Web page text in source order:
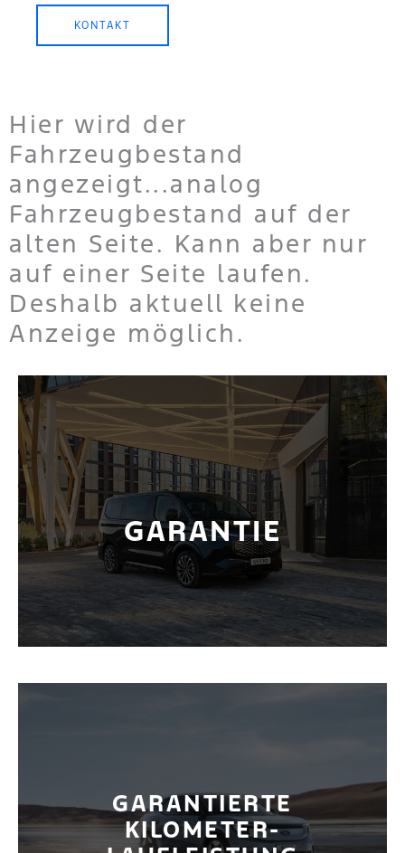
KONTAKT
Hier wird der
Fahrzeugbestand
angezeigt...analog
Fahrzeugbestand auf der
alten Seite. Kann aber nur
auf einer Seite laufen.
Deshalb aktuell keine
Anzeige möglich.
GARANTIE
24 Monate
Gebraucht-
Fahrzeug Garantie
GARANTIERTE
KILOMETER-
Wir prüfen die Kilometer-
laufleistung für ein
langlebiges Fahrerlebnis